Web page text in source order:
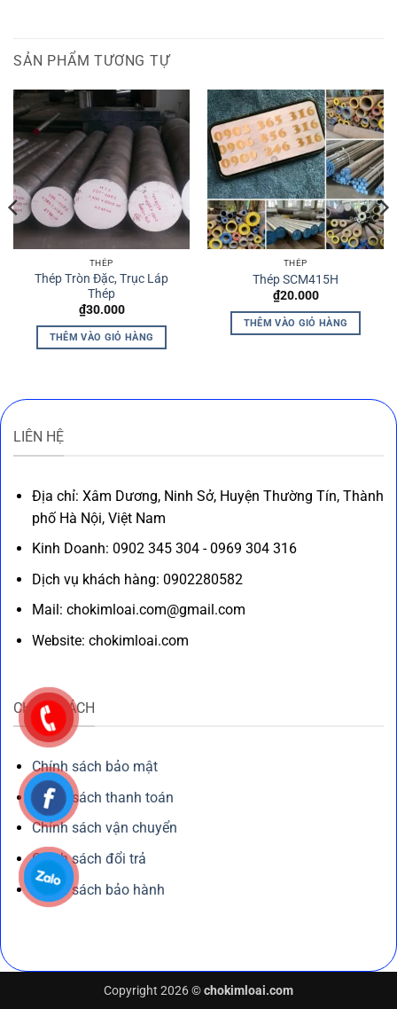
SẢN PHẨM TƯƠNG TỰ
THÉP
Thép Tròn Đặc, Trục Láp
Thép
₫30.000
THÊM VÀO GIỎ HÀNG
THÉP
Thép SCM415H
₫20.000
THÊM VÀO GIỎ HÀNG
LIÊN HỆ
Địa chỉ: Xâm Dương, Ninh Sở, Huyện Thường Tín, Thành
phố Hà Nội, Việt Nam
Kinh Doanh: 0902 345 304 - 0969 304 316
Dịch vụ khách hàng: 0902280582
Mail: chokimloai.com@gmail.com
Website: chokimloai.com
CHÍNH SÁCH
Chính sách bảo mật
Chính sách thanh toán
Chính sách vận chuyển
Chính sách đổi trả
Chính sách bảo hành
Copyright 2026 ©chokimloai.com